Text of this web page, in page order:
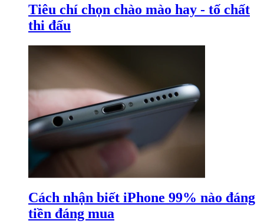
Tiêu chí chọn chào mào hay - tố chất
thi đấu
Cách nhận biết iPhone 99% nào đáng
tiền đáng mua